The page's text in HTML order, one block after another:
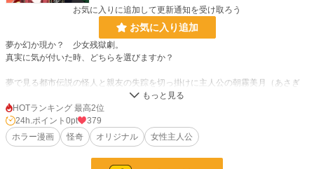
お気に入りに追加して更新通知を受け取ろう
お気に入り追加
夢か幻か現か？ 少女残獄劇。
真実に気が付いた時、どちらを選びますか？
夢で見る都市伝説の怪人と親友の失踪を切っ掛けに主人公の朝霧美月（あさぎ
都市伝説やら怪異に立ち向かうが―ー
以前はweｂで連載してましたが製本にすること書き直しました。
ホラーやら都市伝説とかの要素があります。
HOTランキング 最高2位
24h.ポイント 0pt
379
ホラー漫画
怪奇 オリジナル 女性主人公